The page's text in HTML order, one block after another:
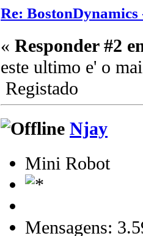
Re:
« Responder #2
este ultimo e' o
Registado
Njay
Mini Robot
Mensagens: